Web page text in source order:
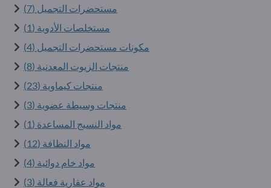
مستحضرات التجميل (7)
مستخلصات الأدوية (1)
مكونات مستحضرات التجميل (4)
منتجات الزيوت المعدنية (8)
منتجات كيماوية (23)
منتجات وسيطة عضوية (3)
مواد النسيج المساعدة (1)
مواد النظافة (12)
مواد خام دوائية (4)
مواد عقارية فعالة (3)